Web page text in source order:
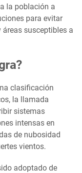
la población a
para evitar
áreas susceptibles a
clasificación
la llamada
sistemas
intensas en
de nubosidad
vientos.
adoptado de